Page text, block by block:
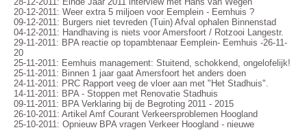
20-12-2011: Weer extra 5 miljoen voor Eemplein - Eemhuis ?
09-12-2011: Burgers niet tevreden (Tuin) Afval ophalen Binnenstad
04-12-2011: Handhaving is niets voor Amersfoort / Rotzooi Langestr.
29-11-2011: BPA reactie op topambtenaar Eemplein- Eemhuis -26-11-
20
25-11-2011: Eemhuis management: Stuitend, schokkend, ongelofelijk!
25-11-2011: Binnen 1 jaar gaat Amersfoort het anders doen
24-11-2011: PRC Rapport veeg de vloer aan met "Het Stadhuis".
14-11-2011: BPA - Stoppen met Renovatie Stadhuis
09-11-2011: BPA Verklaring bij de Begroting 2011 - 2015
26-10-2011: Artikel Amf Courant Verkeersproblemen Hoogland
25-10-2011: Opnieuw BPA vragen Verkeer Hoogland - nieuwe